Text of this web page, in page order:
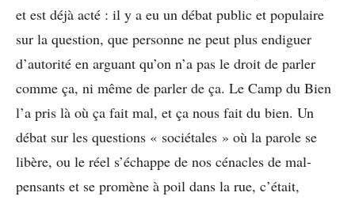
et est déjà acté : il y a eu un débat public et populaire
sur la question, que personne ne peut plus endiguer
d’autorité en arguant qu’on n’a pas le droit de parler
comme ça, ni même de parler de ça. Le Camp du Bien
l’a pris là où ça fait mal, et ça nous fait du bien. Un
débat sur les questions « sociétales » où la parole se
libère, ou le réel s’échappe de nos cénacles de mal-
pensants et se promène à poil dans la rue, c’était,